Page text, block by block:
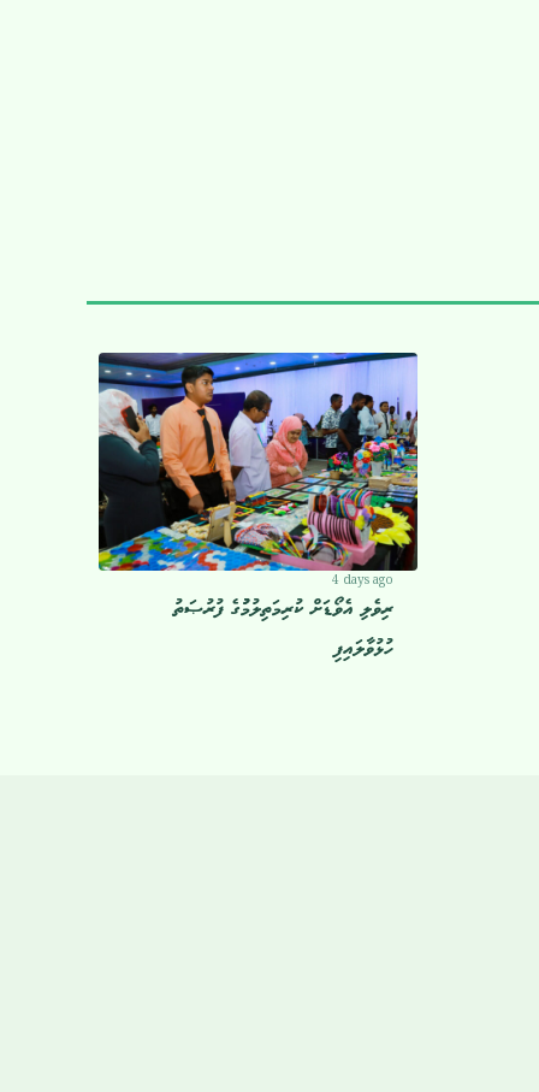
4 days ago
ރިވެލި އެވޯޑަށް ކުރިމަތިލުމުުގެ ފުރުޞަތު
ހުޅުވާލައިފި